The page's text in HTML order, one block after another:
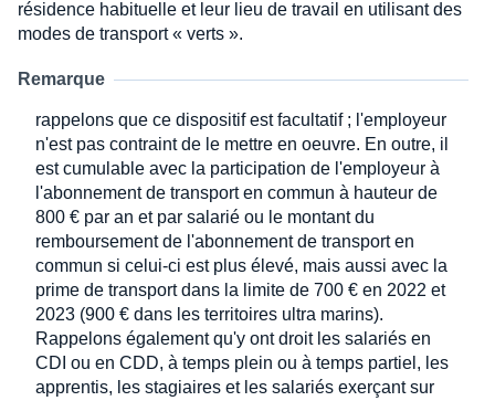
résidence habituelle et leur lieu de travail en utilisant des
modes de transport « verts ».
Remarque
rappelons que ce dispositif est facultatif ; l'employeur
n'est pas contraint de le mettre en oeuvre. En outre, il
est cumulable avec la participation de l'employeur à
l'abonnement de transport en commun à hauteur de
800 € par an et par salarié ou le montant du
remboursement de l'abonnement de transport en
commun si celui-ci est plus élevé, mais aussi avec la
prime de transport dans la limite de 700 € en 2022 et
2023 (900 € dans les territoires ultra marins).
Rappelons également qu'y ont droit les salariés en
CDI ou en CDD, à temps plein ou à temps partiel, les
apprentis, les stagiaires et les salariés exerçant sur